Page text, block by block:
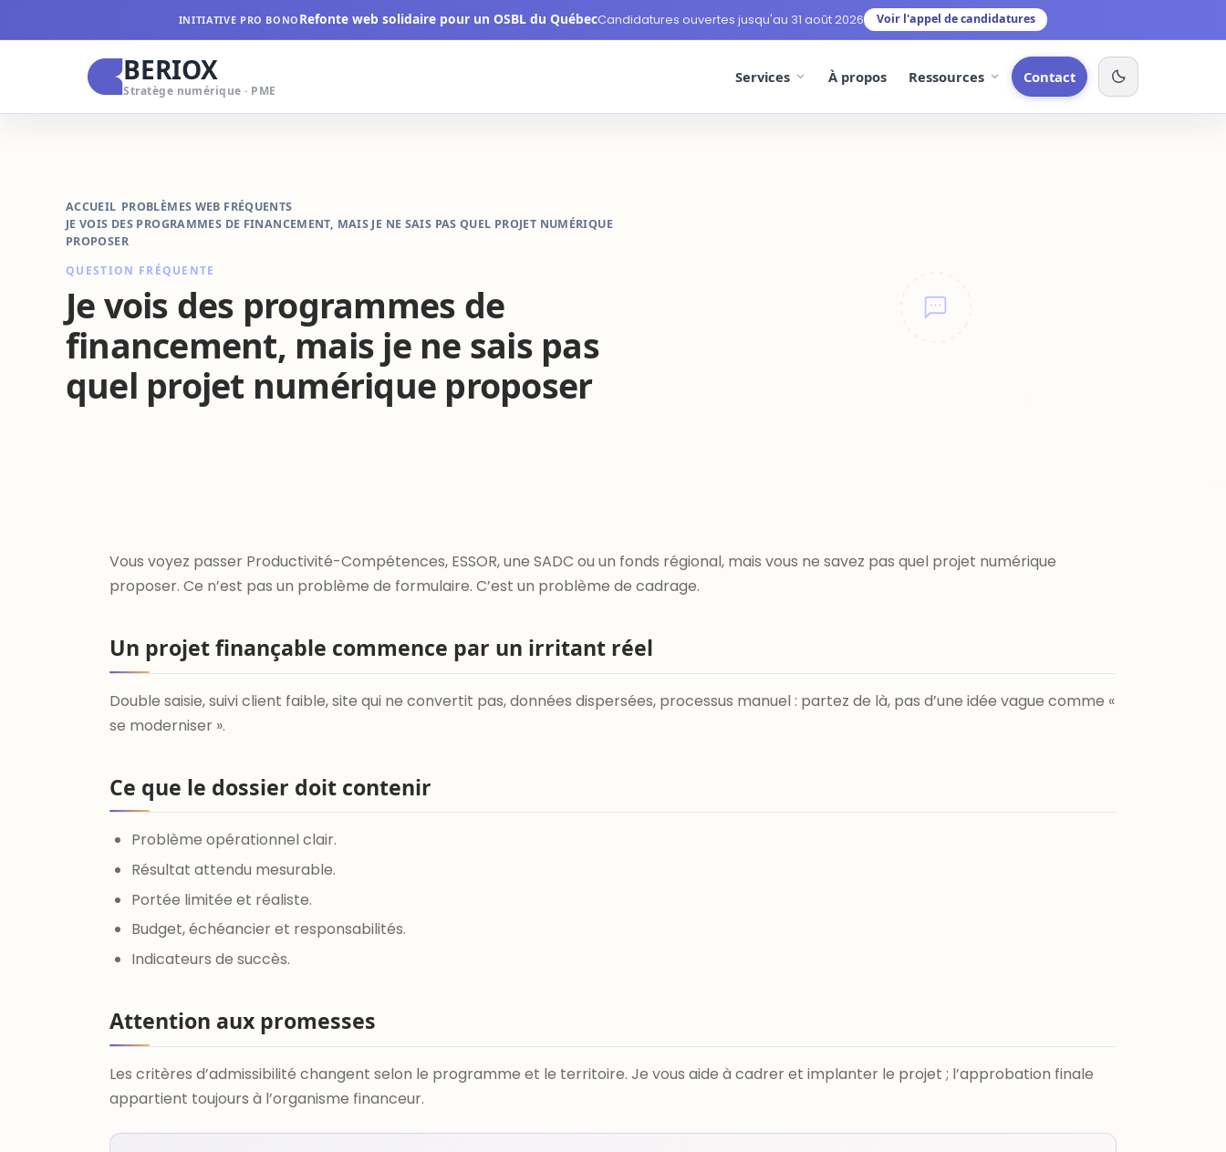
INITIATIVE PRO BONO Refonte web solidaire pour un OSBL du QuébecCandidatures ouvertes jusqu'au 31 août 2026 Voir l'appel de candidatures
BERIOX
Stratège numérique · PME
Services À propos Ressources Contact
ACCUEIL PROBLÈMES WEB FRÉQUENTS
JE VOIS DES PROGRAMMES DE FINANCEMENT, MAIS JE NE SAIS PAS QUEL PROJET NUMÉRIQUE
PROPOSER
QUESTION FRÉQUENTE
Je vois des programmes de
financement, mais je ne sais pas
quel projet numérique proposer
Vous voyez passer Productivité-Compétences, ESSOR, une SADC ou un fonds régional, mais vous ne savez pas quel projet numérique
proposer. Ce n’est pas un problème de formulaire. C’est un problème de cadrage.
Un projet finançable commence par un irritant réel
Double saisie, suivi client faible, site qui ne convertit pas, données dispersées, processus manuel : partez de là, pas d’une idée vague comme «
se moderniser ».
Ce que le dossier doit contenir
Problème opérationnel clair.
Résultat attendu mesurable.
Portée limitée et réaliste.
Budget, échéancier et responsabilités.
Indicateurs de succès.
Attention aux promesses
Les critères d’admissibilité changent selon le programme et le territoire. Je vous aide à cadrer et implanter le projet ; l’approbation finale
appartient toujours à l’organisme financeur.